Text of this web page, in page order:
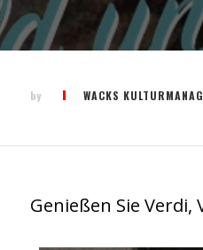
by WACKS
Genießen Sie